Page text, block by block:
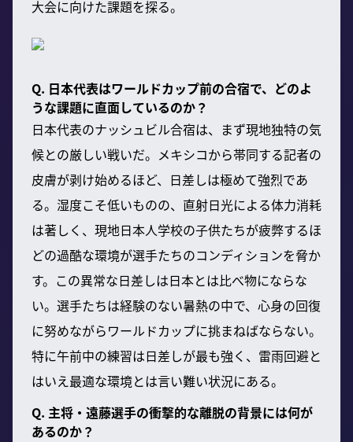
大会に向けた課題を探る。
Q. 日本代表はワールドカップ前の合宿で、どのよ
うな課題に直面しているのか？
日本代表のナッシュビル合宿は、まず現地独特の気
候との厳しい戦いだ。メキシコから帯同する記者の
皮膚が剥け始めるほど、日差しは極めて強烈であ
る。湿度こそ低いものの、直射日光による体力消耗
は著しく、現地日本人学校の子供たちが疲弊するほ
どの過酷な環境が選手たちのコンディションを脅か
す。この異常な日差しは日本とは比べ物にならな
い。選手たちは経験のない暑熱の中で、心身の回復
に努めながらワールドカップに挑まねばならない。
特に午前中の練習は日差しが最も強く、雷雨回避と
はいえ最適な環境とは言い難い状況にある。
Q. 主将・遠藤選手の衝撃的な離脱の背景には何が
あるのか？